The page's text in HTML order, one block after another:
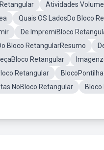
Atividades
Quais OS LadosDo Bloco
De ImpremiBloco
Bloco RetangularResumo
Retangular
Retangular
NoBloco Retangular